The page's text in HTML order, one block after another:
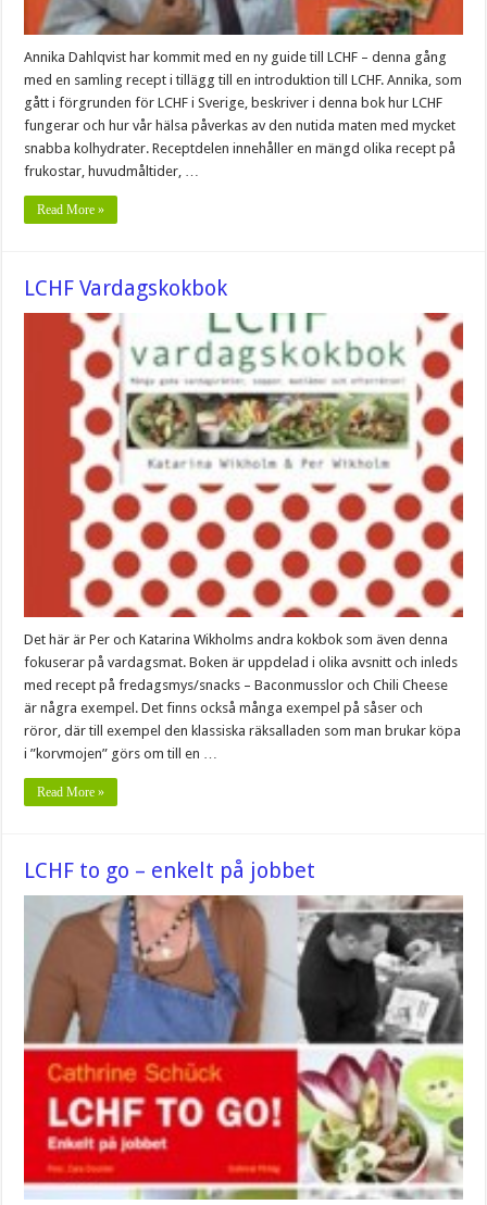
Annika Dahlqvist har kommit med en ny guide till LCHF – denna gång
med en samling recept i tillägg till en introduktion till LCHF. Annika, som
gått i förgrunden för LCHF i Sverige, beskriver i denna bok hur LCHF
fungerar och hur vår hälsa påverkas av den nutida maten med mycket
snabba kolhydrater. Receptdelen innehåller en mängd olika recept på
frukostar, huvudmåltider, …
Read More »
LCHF Vardagskokbok
Det här är Per och Katarina Wikholms andra kokbok som även denna
fokuserar på vardagsmat. Boken är uppdelad i olika avsnitt och inleds
med recept på fredagsmys/snacks – Baconmusslor och Chili Cheese
är några exempel. Det finns också många exempel på såser och
röror, där till exempel den klassiska räksalladen som man brukar köpa
i ”korvmojen” görs om till en …
Read More »
LCHF to go – enkelt på jobbet